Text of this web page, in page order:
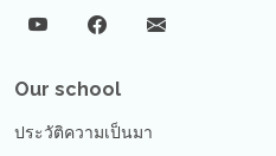
Our school
ประวัติความเป็นมา